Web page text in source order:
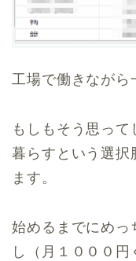
工場で働きながら
もしもそう思っ
暮らすという選択
ます。
始めるまでにめっ
し（月１０００